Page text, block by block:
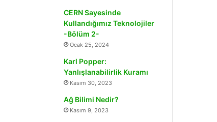
CERN Sayesinde
Kullandığımız Teknolojiler
-Bölüm 2-
Ocak 25, 2024
Karl Popper:
Yanlışlanabilirlik Kuramı
Kasım 30, 2023
Ağ Bilimi Nedir?
Kasım 9, 2023